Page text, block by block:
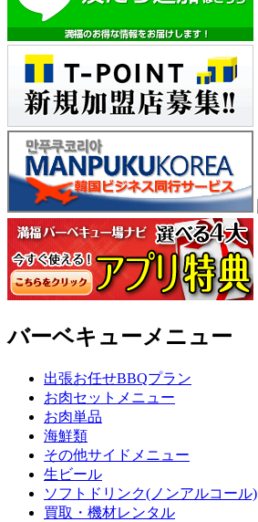
バーベキューメニュー
出張お任せBBQプラン
お肉セットメニュー
お肉単品
海鮮類
その他サイドメニュー
生ビール
ソフトドリンク(ノンアルコール)
買取・機材レンタル